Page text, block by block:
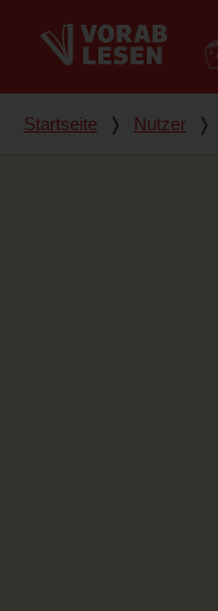
Du bist hier
Startseite ❭ Nutzer ❭